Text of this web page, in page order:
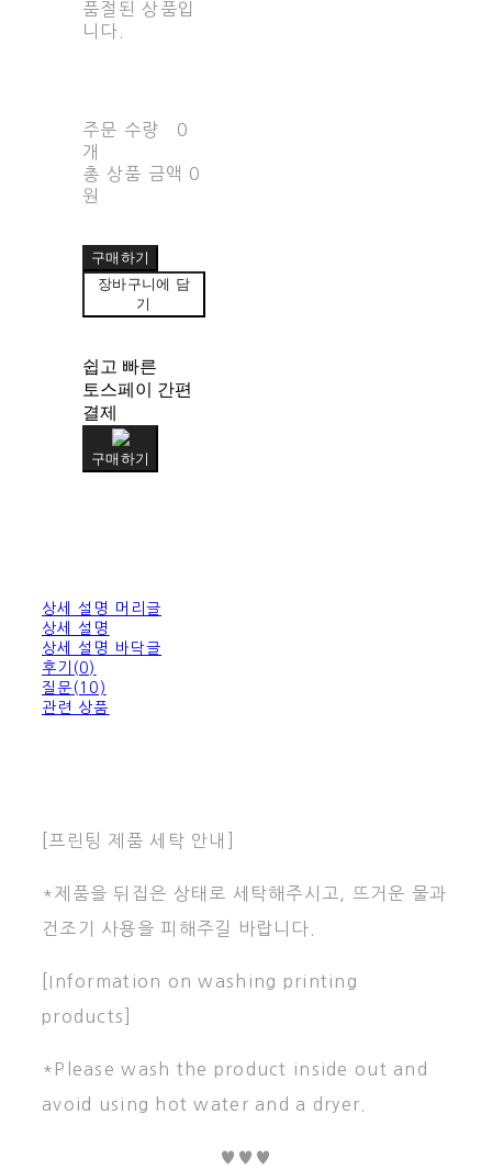
품절된 상품입
니다.
주문 수량
0
개
총 상품 금액 0
원
구매하기
장바구니에 담
기
쉽고 빠른
토스페이 간편
결제
구매하기
상세 설명 머리글
상세 설명
상세 설명 바닥글
후기(0)
질문(10)
관련 상품
[프린팅 제품 세탁 안내]
*제품을 뒤집은 상태로 세탁해주시고, 뜨거운 물과
건조기 사용을 피해주길 바랍니다.
[Information on washing printing
products]
*Please wash the product inside out and
avoid using hot water and a dryer.
♥♥♥